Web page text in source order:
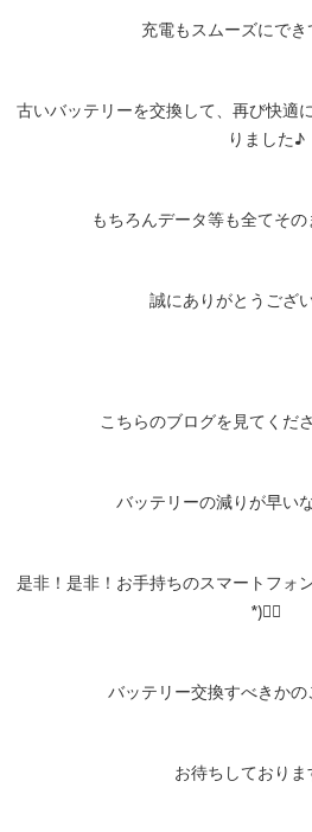
充電もスムーズにでき
古いバッテリーを交換して、再び快適
りました♪
誠にありがとうござ
こちらのブログを見てくだ
バッテリーの減りが早い
是非！是非！お手持ちのスマートフォ
*)⃕↝
バッテリー交換すべきか
お待ちしておりま